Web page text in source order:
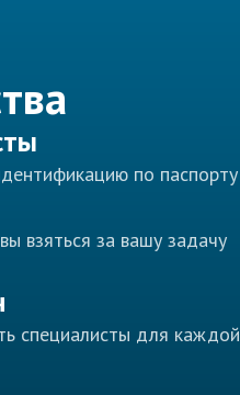
по паспорту
взяться за вашу задачу
специалисты для каждой